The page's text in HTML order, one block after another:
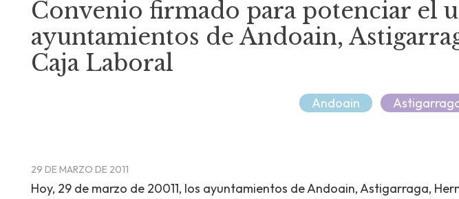
Convenio firmado para potenciar el
ayuntamientos de Andoain,
Caja Laboral
Andoain
29 DE MARZO DE 2011
Hoy, 29 de marzo de 20011, los ayuntamientos de Andoain, Astigarraga,